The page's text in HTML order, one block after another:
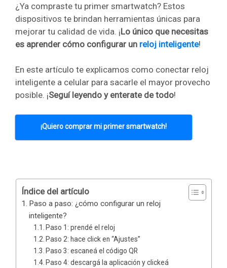
¿Ya compraste tu primer smartwatch? Estos
dispositivos te brindan herramientas únicas para
mejorar tu calidad de vida. ¡Lo único que necesitas
es aprender cómo configurar un reloj inteligente!
En este artículo te explicamos como conectar reloj
inteligente a celular para sacarle el mayor provecho
posible. ¡Seguí leyendo y enterate de todo!
¡Quiero comprar mi primer smartwatch!
Índice del artículo
Paso a paso: ¿cómo configurar un reloj
inteligente?
Paso 1: prendé el reloj
Paso 2: hace click en “Ajustes”
Paso 3: escaneá el código QR
Paso 4: descargá la aplicación y clickeá